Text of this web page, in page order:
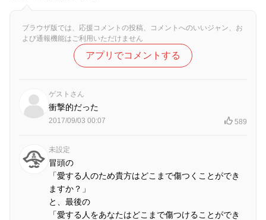
ブラウザ版では、応援コメントの投稿、コメントへのいいジャン、お
よび通報機能はご利用いただけません
アプリでコメントする
ゲストさん
衝撃的だった
2017/09/03 00:07 589
未設定
冒頭の
「愛する人のため貴方はどこまで傷つくことができ
ますか？」
と、最後の
「愛する人をあなたはどこまで傷つけることができ